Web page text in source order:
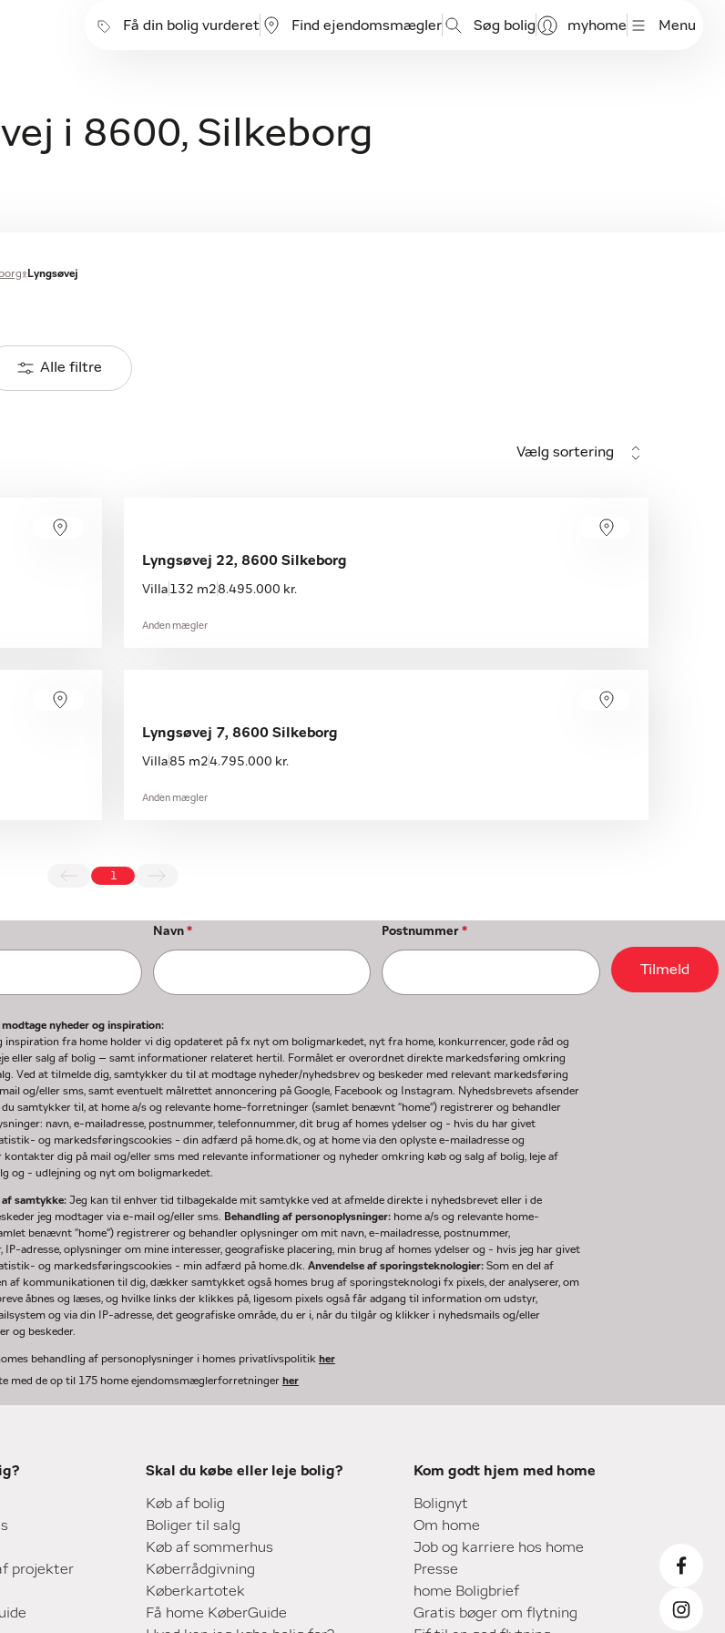
Få din bolig vurderet Find ejendomsmægler Søg bolig myhome Menu
i 8600, Silkeborg
Lyngsøvej
Alle filtre
Vælg sortering
Lyngsøvej 22, 8600 Silkeborg
Villa 132 m28.495.000 kr.
Anden mægler
Lyngsøvej 7, 8600 Silkeborg
Villa85 m24.795.000 kr.
Anden mægler
1
Navn * Postnummer*
Tilmeld
nyheder og inspiration:
inspiration fra home holder vi dig opdateret på fx nyt om boligmarkedet, nyt fra home, konkurrencer, gode råd og
eller salg af bolig – samt informationer relateret hertil. Formålet er overordnet direkte markedsføring omkring
Ved at tilmelde dig, samtykker du til at modtage nyheder/nyhedsbrev og beskeder med relevant markedsføring
og/eller sms, samt eventuelt målrettet annoncering på Google, Facebook og Instagram. Nyhedsbrevets afsender
du samtykker til, at home a/s og relevante home-forretninger (samlet benævnt "home") registrerer og behandler
navn, e-mailadresse, postnummer, telefonnummer, dit brug af homes ydelser og - hvis du har givet
og markedsføringscookies - din adfærd på home.dk, og at home via den oplyste e-mailadresse og
dig på mail og/eller sms med relevante informationer og nyheder omkring køb og salg af bolig, leje af
og - udlejning og nyt om boligmarkedet.
af samtykke:Jeg kan til enhver tid tilbagekalde mit samtykke ved at afmelde direkte i nyhedsbrevet eller i de
jeg modtager via e-mail og/eller sms. Behandling af personoplysninger: home a/s og relevante home-
benævnt "home") registrerer og behandler oplysninger om mit navn, e-mailadresse, postnummer,
IP-adresse, oplysninger om mine interesser, geografiske placering, min brug af homes ydelser og - hvis jeg har givet
og markedsføringscookies - min adfærd på home.dk. Anvendelse af sporingsteknologier:Som en del af
af kommunikationen til dig, dækker samtykket også homes brug af sporingsteknologi fx pixels, der analyserer, om
åbnes og læses, og hvilke links der klikkes på, ligesom pixels også får adgang til information om udstyr,
og via din IP-adresse, det geografiske område, du er i, når du tilgår og klikker i nyhedsmails og/eller
og beskeder.
behandling af personoplysninger i homes privatlivspolitik her
med de op til 175 home ejendomsmæglerforretninger her
projekter
Skal du købe eller leje bolig?
Køb af bolig
Boliger til salg
Køb af sommerhus
Køberrådgivning
Køberkartotek
Få home KøberGuide
Kom godt hjem med home
Bolignyt
Om home
Job og karriere hos home
Presse
home Boligbrief
Gratis bøger om flytning